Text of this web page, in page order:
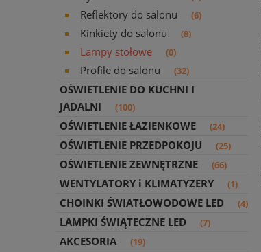
Reflektory do salonu (6)
Kinkiety do salonu (8)
Lampy stołowe (0)
Profile do salonu (32)
OŚWIETLENIE DO KUCHNI I
JADALNI
(100)
OŚWIETLENIE ŁAZIENKOWE (24)
OŚWIETLENIE PRZEDPOKOJU (25)
OŚWIETLENIE ZEWNĘTRZNE (66)
WENTYLATORY i KLIMATYZERY (1)
CHOINKI ŚWIATŁOWODOWE LED (4)
LAMPKI ŚWIĄTECZNE LED (7)
AKCESORIA (19)